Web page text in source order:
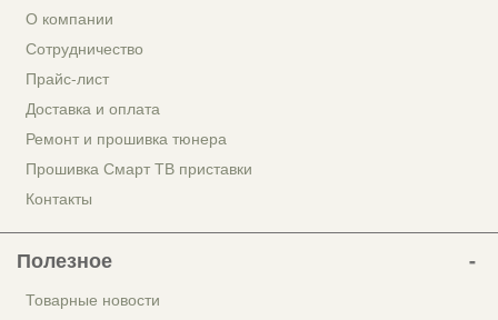
О компании
Сотрудничество
Прайс-лист
Доставка и оплата
Ремонт и прошивка тюнера
Прошивка Смарт ТВ приставки
Контакты
Полезное
Товарные новости